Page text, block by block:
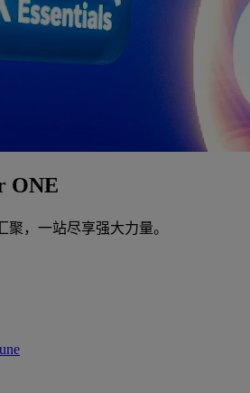
ONE
聚，一站尽享强大力量。